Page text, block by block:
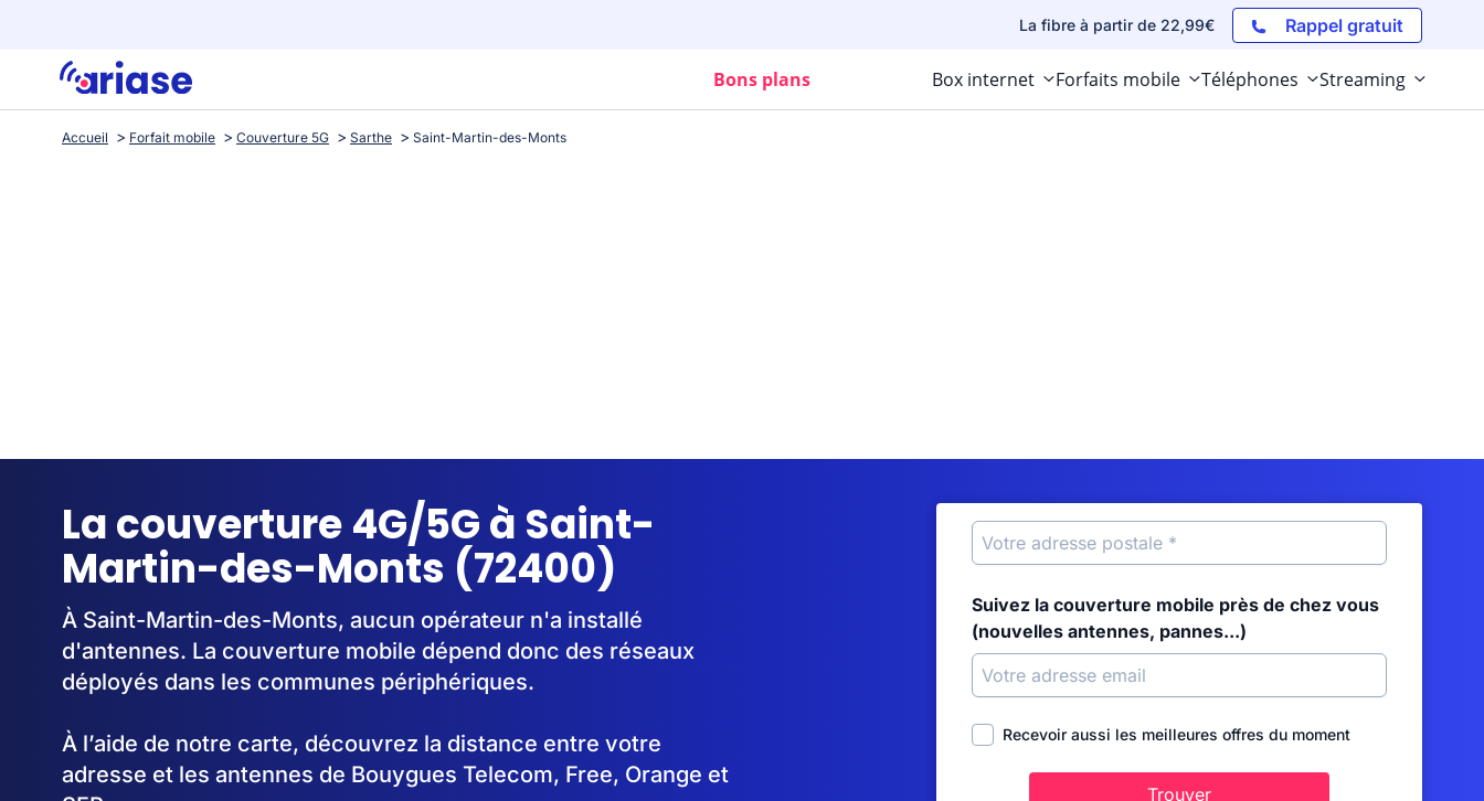
La fibre à partir de 22,99€ Rappel gratuit
Bons plans Box internet Forfaits mobile Téléphones Streaming
Accueil Forfait mobile Couverture 5G Sarthe Saint-Martin-des-Monts
La couverture 4G/5G à Saint-
Martin-des-Monts (72400)
À Saint-Martin-des-Monts, aucun opérateur n'a installé
d'antennes. La couverture mobile dépend donc des réseaux
déployés dans les communes périphériques.
À l’aide de notre carte, découvrez la distance entre votre
adresse et les antennes de Bouygues Telecom, Free, Orange et
Suivez la couverture mobile près de chez vous
(nouvelles antennes, pannes...)
Recevoir aussi les meilleures offres du moment
Trouver